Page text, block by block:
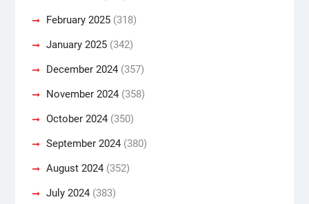
February 2025(318)
January 2025(342)
December 2024(357)
November 2024(358)
October 2024(350)
September 2024(380)
August 2024(352)
July 2024(383)